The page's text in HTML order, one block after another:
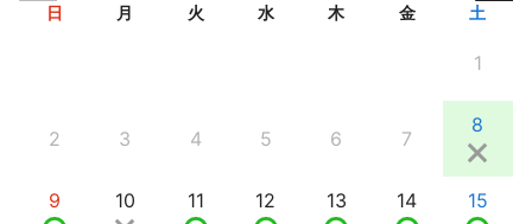
日 月 火 水 木 金 土
1
2 3 4 5 6 7
8
9 10 11 12 13 14 15